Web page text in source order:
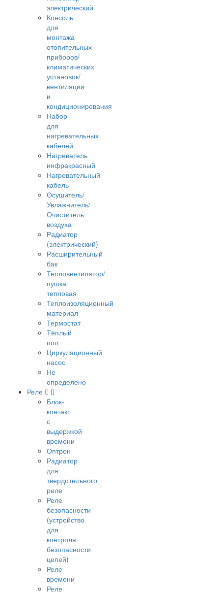
электрический
Консоль
для
монтажа
отопительных
приборов/
климатических
установок/
вентиляции
и
кондиционирования
Набор
для
нагревательных
кабелей
Нагреватель
инфракрасный
Нагревательный
кабель
Осушитель/
Увлажнитель/
Очиститель
воздуха
Радиатор
(электрический)
Расширительный
бак
Тепловентилятор/
пушка
тепловая
Теплоизоляционный
материал
Термостат
Тёплый
пол
Циркуляционный
насос
Не
определено
Реле
Блок-
контакт
с
выдержкой
времени
Оптрон
Радиатор
для
твердотельного
реле
Реле
безопасности
(устройство
для
контроля
безопасности
цепей)
Реле
времени
Реле